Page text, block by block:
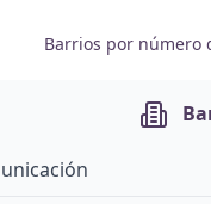
Barrios por número